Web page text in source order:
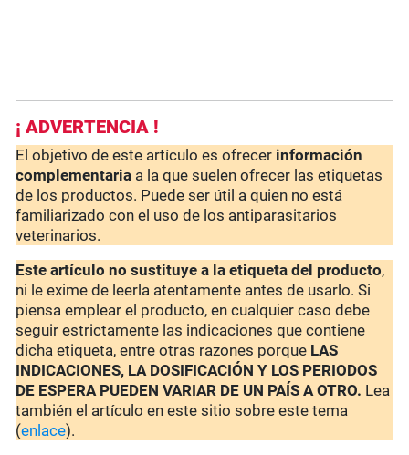
¡ ADVERTENCIA !
El objetivo de este artículo es ofrecer información
complementaria a la que suelen ofrecer las etiquetas
de los productos. Puede ser útil a quien no está
familiarizado con el uso de los antiparasitarios
veterinarios.
Este artículo no sustituye a la etiqueta del producto,
ni le exime de leerla atentamente antes de usarlo. Si
piensa emplear el producto, en cualquier caso debe
seguir estrictamente las indicaciones que contiene
dicha etiqueta, entre otras razones porque LAS
INDICACIONES, LA DOSIFICACIÓN Y LOS PERIODOS
DE ESPERA PUEDEN VARIAR DE UN PAÍS A OTRO. Lea
también el artículo en este sitio sobre este tema
(enlace).